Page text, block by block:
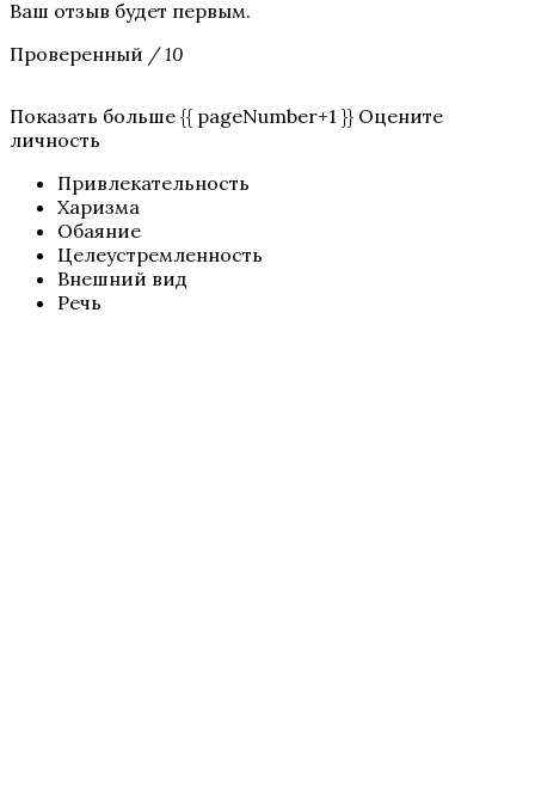
Ваш отзыв будет первым.
Проверенный / 10
Показать больше {{ pageNumber+1 }} Оцените
личность
Привлекательность
Харизма
Обаяние
Целеустремленность
Внешний вид
Речь